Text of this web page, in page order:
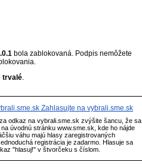
bola zablokovaná. Podpis nemôžete
trvalé.
Zahlasujte na vybrali.sme.sk
odkaz na vybrali.sme.sk zvýšite šancu, že sa
úvodnú stránku www.sme.sk, kde ho nájde
váhu majú hlasy zaregistrovaných
registrácia je zadarmo. Hlasuje sa
"hlasuj!" v štvorčeku s číslom.